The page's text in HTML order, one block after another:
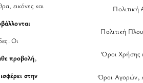
εικόνες και
Οι
προβολή,
στην
Πολιτική
Πολιτική
Όροι Χρήσης
Όροι Αγορών,